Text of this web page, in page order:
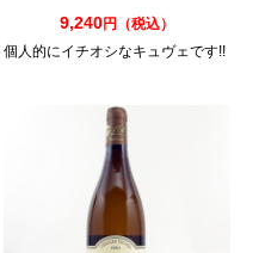
9,240円（税込）
個人的にイチオシなキュヴェです!!